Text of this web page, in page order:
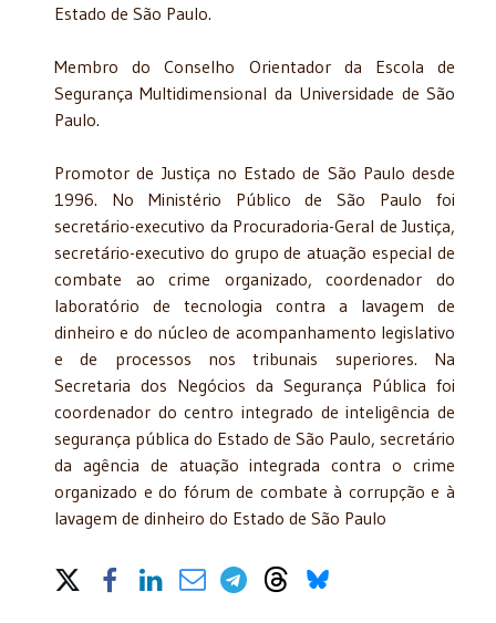
Estado de São Paulo.
Membro do Conselho Orientador da Escola de
Segurança Multidimensional da Universidade de São
Paulo.
Promotor de Justiça no Estado de São Paulo desde
1996. No Ministério Público de São Paulo foi
secretário-executivo da Procuradoria-Geral de Justiça,
secretário-executivo do grupo de atuação especial de
combate ao crime organizado, coordenador do
laboratório de tecnologia contra a lavagem de
dinheiro e do núcleo de acompanhamento legislativo
e de processos nos tribunais superiores. Na
Secretaria dos Negócios da Segurança Pública foi
coordenador do centro integrado de inteligência de
segurança pública do Estado de São Paulo, secretário
da agência de atuação integrada contra o crime
organizado e do fórum de combate à corrupção e à
lavagem de dinheiro do Estado de São Paulo
Share on Social Media